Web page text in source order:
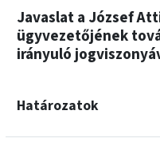
Javaslat a József
ügyvezetőjének
irányuló
Határozatok